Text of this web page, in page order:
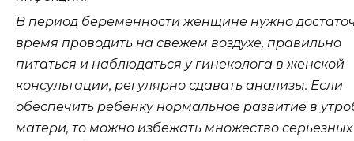
В период беременности женщине нужно
время проводить на свежем воздухе, правильно
питаться и наблюдаться у гинеколога в женской
консультации, регулярно сдавать анализы. Если
обеспечить ребенку нормальное развитие в
матери, то можно избежать множество серьезных